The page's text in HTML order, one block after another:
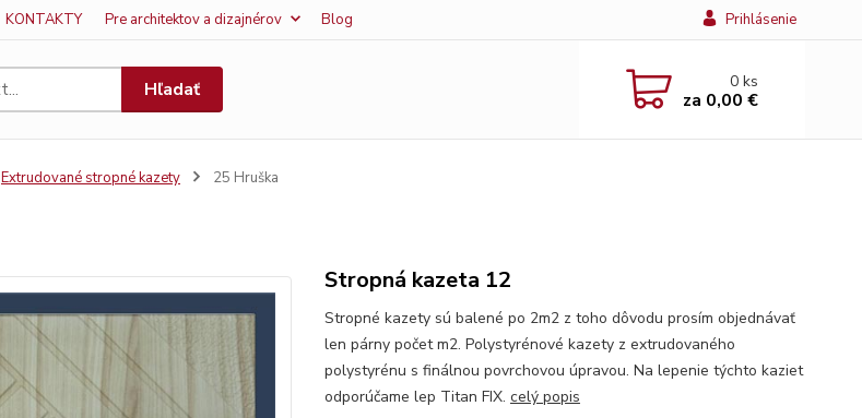
KONTAKTY Pre architektov a dizajnérov Blog Prihlásenie
Hľadať 0ks
za 0,00 €
Extrudované stropné kazety 25 Hruška
Stropná kazeta 12
Stropné kazety sú balené po 2m2 z toho dôvodu prosím objednávať
len párny počet m2. Polystyrénové kazety z extrudovaného
polystyrénu s finálnou povrchovou úpravou. Na lepenie týchto kaziet
odporúčame lep Titan FIX. celý popis